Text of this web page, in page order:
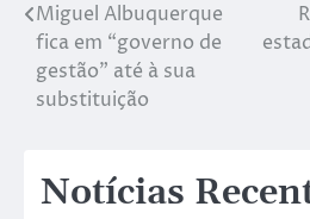
Miguel Albuquerque
fica em “governo de
gestão” até à sua
substituição
Notícias